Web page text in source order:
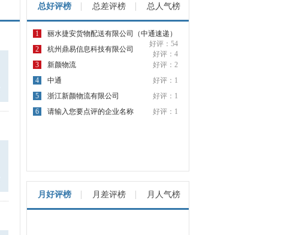
总好评榜 总差评榜 总人气榜
1
丽水捷安货物配送有限公司（中通速递）
好评：54
2 杭州鼎易信息科技有限公司
好评：4
3
新颜物流
好评：2
4
中通
好评：1
5
浙江新颜物流有限公司
好评：1
6
请输入您要点评的企业名称 好评：1
月好评榜 月差评榜 月人气榜